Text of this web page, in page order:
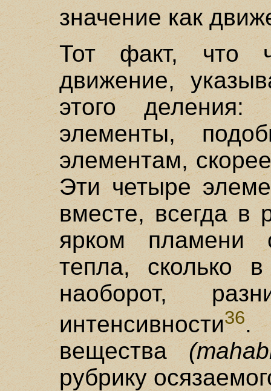
значение как
Тот факт, что
движение,
этого деления:
элементы,
элементам,
Эти четыре
вместе, всегда в
ярком пламени
тепла, сколько
наоборот,
интенсивности36.
вещества
рубрику